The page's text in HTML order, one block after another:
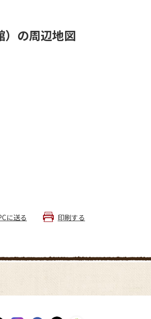
）の周辺地図
に送る 印刷する